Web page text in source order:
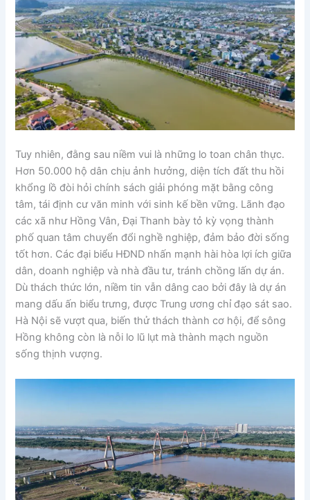
Tuy nhiên, đằng sau niềm vui là những lo toan chân thực.
Hơn 50.000 hộ dân chịu ảnh hưởng, diện tích đất thu hồi
khổng lồ đòi hỏi chính sách giải phóng mặt bằng công
tâm, tái định cư văn minh với sinh kế bền vững. Lãnh đạo
các xã như Hồng Vân, Đại Thanh bày tỏ kỳ vọng thành
phố quan tâm chuyển đổi nghề nghiệp, đảm bảo đời sống
tốt hơn. Các đại biểu HĐND nhấn mạnh hài hòa lợi ích giữa
dân, doanh nghiệp và nhà đầu tư, tránh chồng lấn dự án.
Dù thách thức lớn, niềm tin vẫn dâng cao bởi đây là dự án
mang dấu ấn biểu trưng, được Trung ương chỉ đạo sát sao.
Hà Nội sẽ vượt qua, biến thử thách thành cơ hội, để sông
Hồng không còn là nỗi lo lũ lụt mà thành mạch nguồn
sống thịnh vượng.